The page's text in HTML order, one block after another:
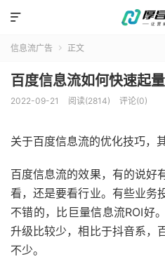

信息流广告  正文
百度信息流如何快速起
2022-09-21 阅读(2814) 评论(0)
关于百度信息流的优化技巧，
百度信息流的效果，有的说好
看，还是要看行业。有些业务
不错的，比巨量信息流ROI好
升级比较少，相比于抖音系，
不少。